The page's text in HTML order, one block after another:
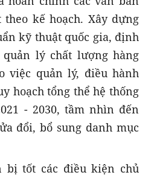
kế hoạch. Xây dựng
kỹ thuật quốc gia, định
lý chất lượng hàng
việc quản lý, điều hành
hoạch tổng thể hệ thống
- 2030, tầm nhìn đến
đổi, bổ sung danh mục
bị tốt các điều kiện chủ